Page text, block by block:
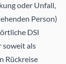
oder Unfall,
Person)
DSI
soweit als
Rückreise